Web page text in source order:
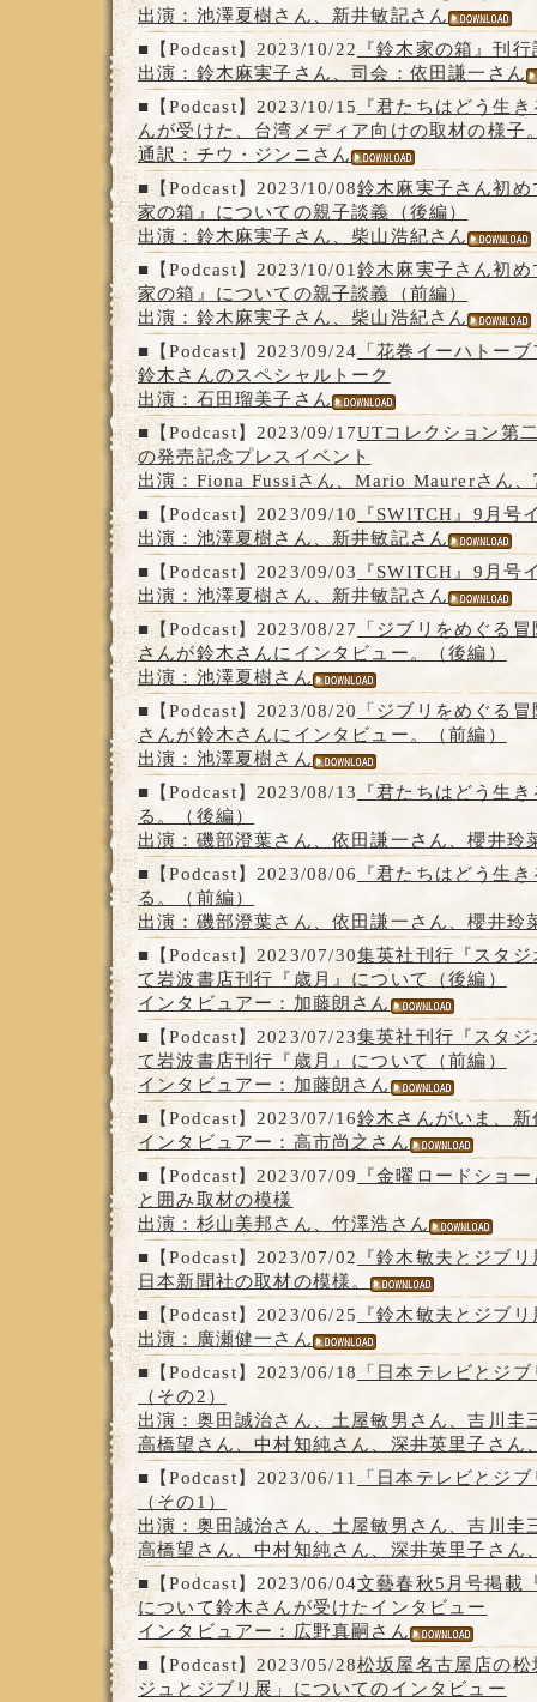
出演：池澤夏樹さん、新井敏記さん
■【Podcast】2023/10/22
『鈴木家の箱』刊
出演：鈴木麻実子さん、司会：依田謙一さん
■【Podcast】2023/10/15
『君たちはどう生
んが受けた、台湾メディア向けの取材の様子
通訳：チウ・ジンニさん
■【Podcast】2023/10/08鈴木麻実子さん初
家の箱』についての親子談義（後編）
出演：鈴木麻実子さん、柴山浩紀さん
■【Podcast】2023/10/01 鈴木麻実子さん初
家の箱』についての親子談義（前編）
出演：鈴木麻実子さん、柴山浩紀さん
■【Podcast】2023/09/24 「花巻イーハトー
鈴木さんのスペシャルトーク
出演：石田瑠美子さん
■【Podcast】2023/09/17UTコレクション第
の発売記念プレスイベント
出演：Fiona Fussiさん、Mario Maurerさん
■【Podcast】2023/09/10
『SWITCH』9月号
出演：池澤夏樹さん、新井敏記さん
■【Podcast】2023/09/03
『SWITCH』9月号
出演：池澤夏樹さん、新井敏記さん
■【Podcast】2023/08/27
「ジブリをめぐる
さんが鈴木さんにインタビュー。（後編）
出演：池澤夏樹さん
■【Podcast】2023/08/20
「ジブリをめぐる
さんが鈴木さんにインタビュー。（前編）
出演：池澤夏樹さん
■【Podcast】2023/08/13
『君たちはどう生
る。（後編）
出演：磯部澄葉さん、依田謙一さん、櫻井玲
■【Podcast】2023/08/06
『君たちはどう生
る。（前編）
出演：磯部澄葉さん、依田謙一さん、櫻井玲
■【Podcast】2023/07/30集英社刊行『スタ
て岩波書店刊行『歳月』について（後編）
インタビュアー：加藤朗さん
■【Podcast】2023/07/23集英社刊行『スタ
て岩波書店刊行『歳月』について（前編）
インタビュアー：加藤朗さん
■【Podcast】2023/07/16鈴木さんがいま、
インタビュアー：高市尚之さん
■【Podcast】2023/07/09
『金曜ロードショ
と囲み取材の模様
出演：杉山美邦さん、竹澤浩さん
■【Podcast】2023/07/02
『鈴木敏夫とジブ
日本新聞社の取材の模様。
■【Podcast】2023/06/25
『鈴木敏夫とジブ
出演：廣瀬健一さん
■【Podcast】2023/06/18
「日本テレビとジ
（その2）
出演：奥田誠治さん、土屋敏男さん、吉川圭
高橋望さん、中村知純さん、深井英里子さん
■【Podcast】2023/06/11
「日本テレビとジ
（その1）
出演：奥田誠治さん、土屋敏男さん、吉川圭
高橋望さん、中村知純さん、深井英里子さん
■【Podcast】2023/06/04文藝春秋5月号掲載
について鈴木さんが受けたインタビュー
インタビュアー：広野真嗣さん
■【Podcast】2023/05/28松坂屋名古屋店の
ジュとジブリ展」についてのインタビュー